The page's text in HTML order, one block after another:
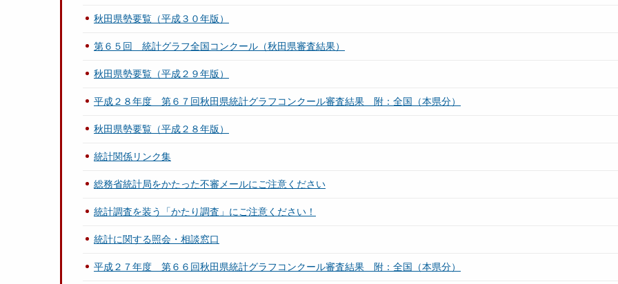
秋田県勢要覧（平成３０年版）
第６５回 統計グラフ全国コンクール（秋田県審査結果）
秋田県勢要覧（平成２９年版）
平成２８年度 第６７回秋田県統計グラフコンクール審査結果 附：全国（本県分）
秋田県勢要覧（平成２８年版）
統計関係リンク集
総務省統計局をかたった不審メールにご注意ください
統計調査を装う「かたり調査」にご注意ください！
統計に関する照会・相談窓口
平成２７年度 第６６回秋田県統計グラフコンクール審査結果 附：全国（本県分）